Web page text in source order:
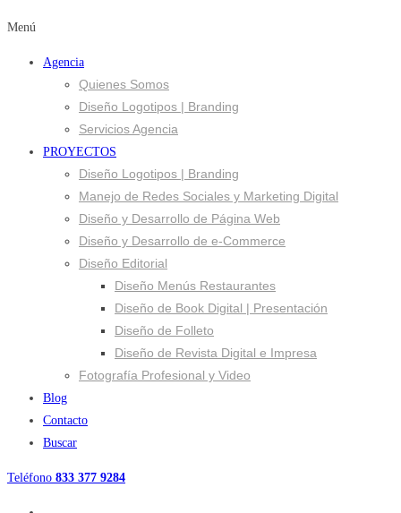
Menú
Agencia
Quienes Somos
Diseño Logotipos | Branding
Servicios Agencia
PROYECTOS
Diseño Logotipos | Branding
Manejo de Redes Sociales y Marketing Digital
Diseño y Desarrollo de Página Web
Diseño y Desarrollo de e-Commerce
Diseño Editorial
Diseño Menús Restaurantes
Diseño de Book Digital | Presentación
Diseño de Folleto
Diseño de Revista Digital e Impresa
Fotografía Profesional y Video
Blog
Contacto
Buscar
Teléfono 833 377 9284